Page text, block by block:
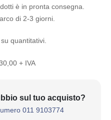
è in pronta consegna.
di 2-3 giorni.
quantitativi.
+ IVA
sul tuo acquisto?
011 9103774